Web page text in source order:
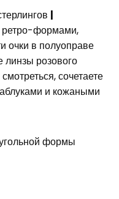
|
ретро-формами,
очки в полуоправе
линзы розового
сочетаете
и кожаными